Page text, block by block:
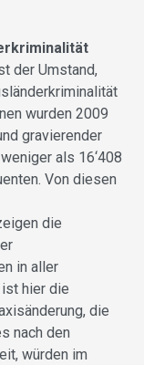
der Umstand,
wurden 2009
gravierender
als 16‘408
Von diesen
die
in aller
hier die
die
nach den
würden im